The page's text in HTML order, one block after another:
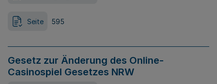
Seite 595
Gesetz zur Änderung des Online-
Casinospiel Gesetzes NRW